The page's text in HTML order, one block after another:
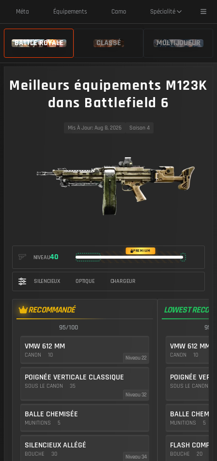
Méta Équipements Camo Spécialité
BATTLE ROYALE CLASSÉ MULTIJOUEUR
Meilleurs équipements M123K
dans Battlefield 6
Mis À Jour: Aug 8, 2026 Saison 4
NIVEAU40
PREMIUM
SILENCIEUX OPTIQUE CHARGEUR
RECOMMANDÉ
95/100
VMW 612 MM
CANON 10 Niveau 22
POIGNÉE VERTICALE CLASSIQUE
SOUS LE CANON
35
Niveau 32
BALLE CHEMISÉE
MUNITIONS 5
SILENCIEUX ALLÉGÉ
BOUCHE 30 Niveau 34
LOWEST RECOIL
95/
VMW 612 MM
CANON 10
POIGNÉE
SOUS LE CANON
BALLE
MUNITIONS 5
FLASH COMP
BOUCHE 20